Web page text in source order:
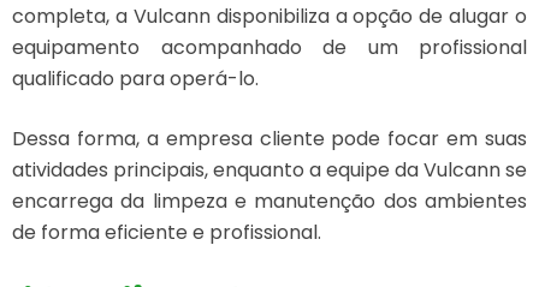
completa, a Vulcann disponibiliza a opção de alugar o
equipamento acompanhado de um profissional
qualificado para operá-lo.
Dessa forma, a empresa cliente pode focar em suas
atividades principais, enquanto a equipe da Vulcann se
encarrega da limpeza e manutenção dos ambientes
de forma eficiente e profissional.